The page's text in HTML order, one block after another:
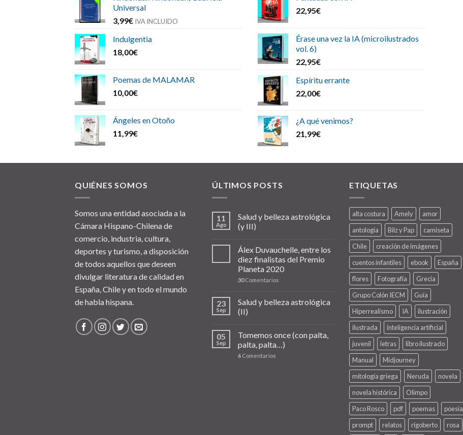
Universal
3,99€ IVA INCLUIDO
Indulgentia
18,00€
Poemas de MALAMAR
10,00€
Ángeles en Otoño
11,99€
22,95€
Érase una vez la IA (microilustrados
vol. 6)
22,95€
Espíritu errante
22,00€
¿A qué venimos?
21,99€
QUIÉNES SOMOS
Somos una entidad asociada a la
Cámara Hispano-Chilena de
comercio, industria, cultura,
deportes y turismo, a disposición
de todos aquellos que deseen
divulgar literatura de calidad en
España, Chile y en todo el mundo
de habla hispana.
ÚLTIMOS POSTS
11
Ago
Salud y belleza astrológica
(y III)
Álex Duvauchelle, entre los
diez finalistas del Premio
Planeta 2020
30Comentarios
23
Sep
Salud y belleza astrológica
(II)
05
Sep
Tomemos once (con palta,
palta, palta…)
6 Comentarios
ETIQUETAS
alta costura Amely
amor
antología
Bilz y Pap
camiseta
Chile
creación de imágenes
cuentos infantiles
ebook
España
flores
Fotografía
Grecia
Grupo Colón IECM
Guía
Hiperrealismo
IA
ilustración
ilustrada
inteligencia artificial
juvenil
letras
libro ilustrado
Manual
Midjourney
mitología griega
Neruda
novela
novela histórica
Olimpo
Paco Rosco
pdf poemas
poesía
prompt
relatos rigoberto rosa